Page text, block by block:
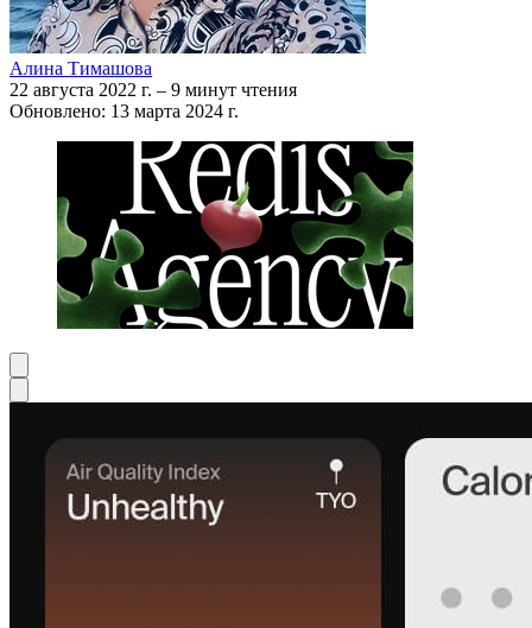
Алина Тимашова
22 августа 2022 г. – 9 минут чтения
Обновлено: 13 марта 2024 г.